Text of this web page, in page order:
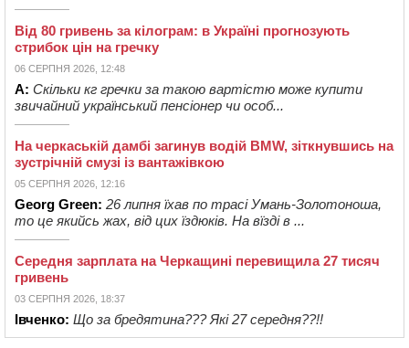
Від 80 гривень за кілограм: в Україні прогнозують
стрибок цін на гречку
06 СЕРПНЯ 2026, 12:48
А: Скільки кг гречки за такою вартістю може купити
звичайний український пенсіонер чи особ...
На черкаській дамбі загинув водій BMW, зіткнувшись на
зустрічній смузі із вантажівкою
05 СЕРПНЯ 2026, 12:16
Georg Green: 26 липня їхав по трасі Умань-Золотоноша,
то це якийсь жах, від цих їздюків. На вїзді в ...
Середня зарплата на Черкащині перевищила 27 тисяч
гривень
03 СЕРПНЯ 2026, 18:37
Івченко: Що за бредятина??? Які 27 середня??!!